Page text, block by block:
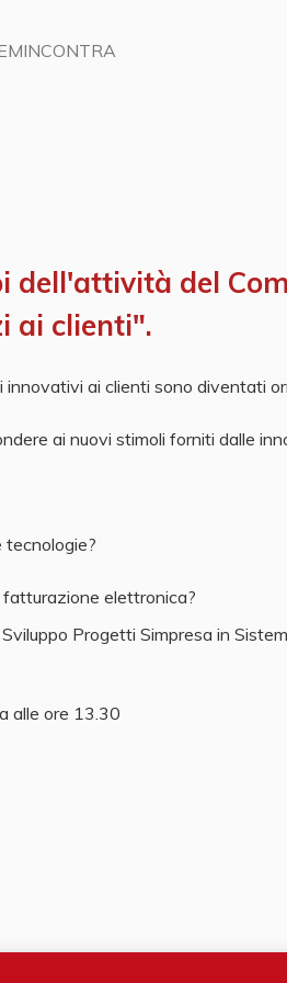
dell'attività del
ai clienti".
ai clienti sono diventati
ai nuovi stimoli forniti dalle
tecnologie?
fatturazione elettronica?
Progetti Simpresa in
alle ore 13.30